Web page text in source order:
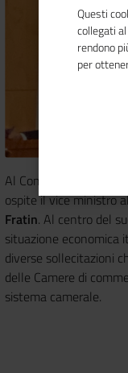
Al Comitato esecutivo di
ospite il vice ministro
Fratin. Al centro del
situazione economica
diverse sollecitazioni
delle Camere di
sistema camerale.
Questi
collegati
rendono
per